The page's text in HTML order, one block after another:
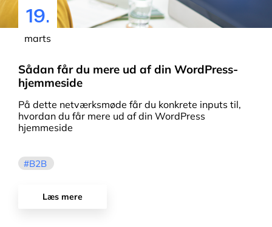
19.
marts
Sådan får du mere ud af din WordPress-
hjemmeside
På dette netværksmøde får du konkrete inputs til,
hvordan du får mere ud af din WordPress
hjemmeside
B2B
Læs mere